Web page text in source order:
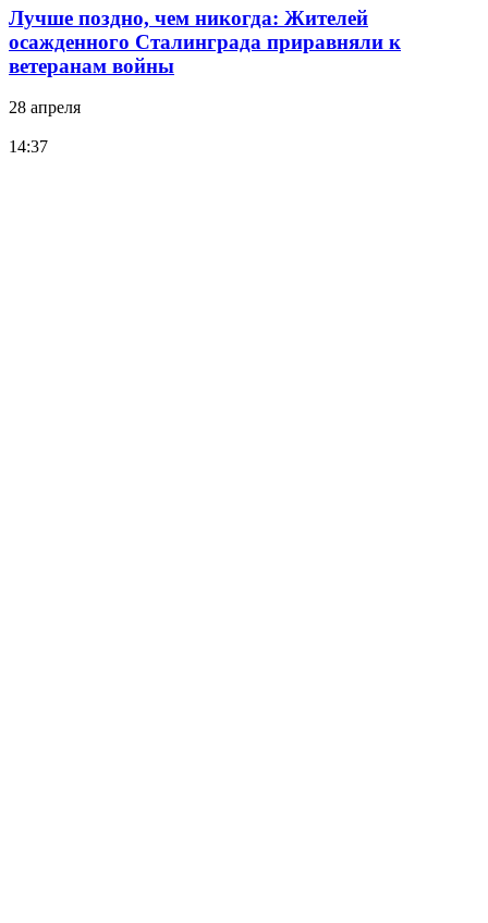
Лучше поздно, чем никогда: Жителей
осажденного Сталинграда приравняли к
ветеранам войны
28 апреля
14:37